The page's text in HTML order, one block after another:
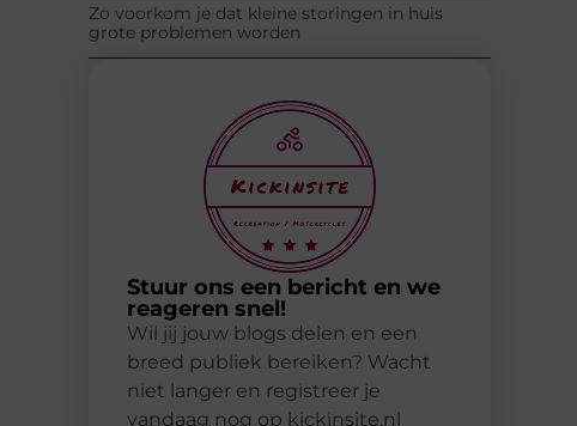
Zo voorkom je dat kleine storingen in huis
grote problemen worden
Stuur ons een bericht en we
reageren snel!
Wil jij jouw blogs delen en een
breed publiek bereiken? Wacht
niet langer en registreer je
vandaag nog op kickinsite.nl